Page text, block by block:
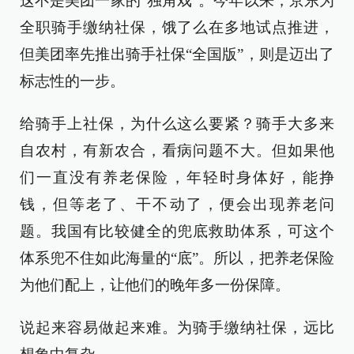
全职骑手缴纳社保，饿了么在多地试点推进，
但美团率先推出骑手社保“全国版”，则是迈出了
标志性的一步。
给骑手上社保，为什么这么要紧？骑手大多来
自农村，有新农合，看病问题不大。但如果他
们一直没有养老保险，年轻时身体好，能挣
钱，但等老了、干不动了，便会出现养老问
题。我国有比较健全的兜底救助体系，可这个
体系兜不住如此海量的“底”。所以，把养老保险
为他们配上，让他们的晚年多一份保障。
说起来容易做起来难。为骑手缴纳社保，远比